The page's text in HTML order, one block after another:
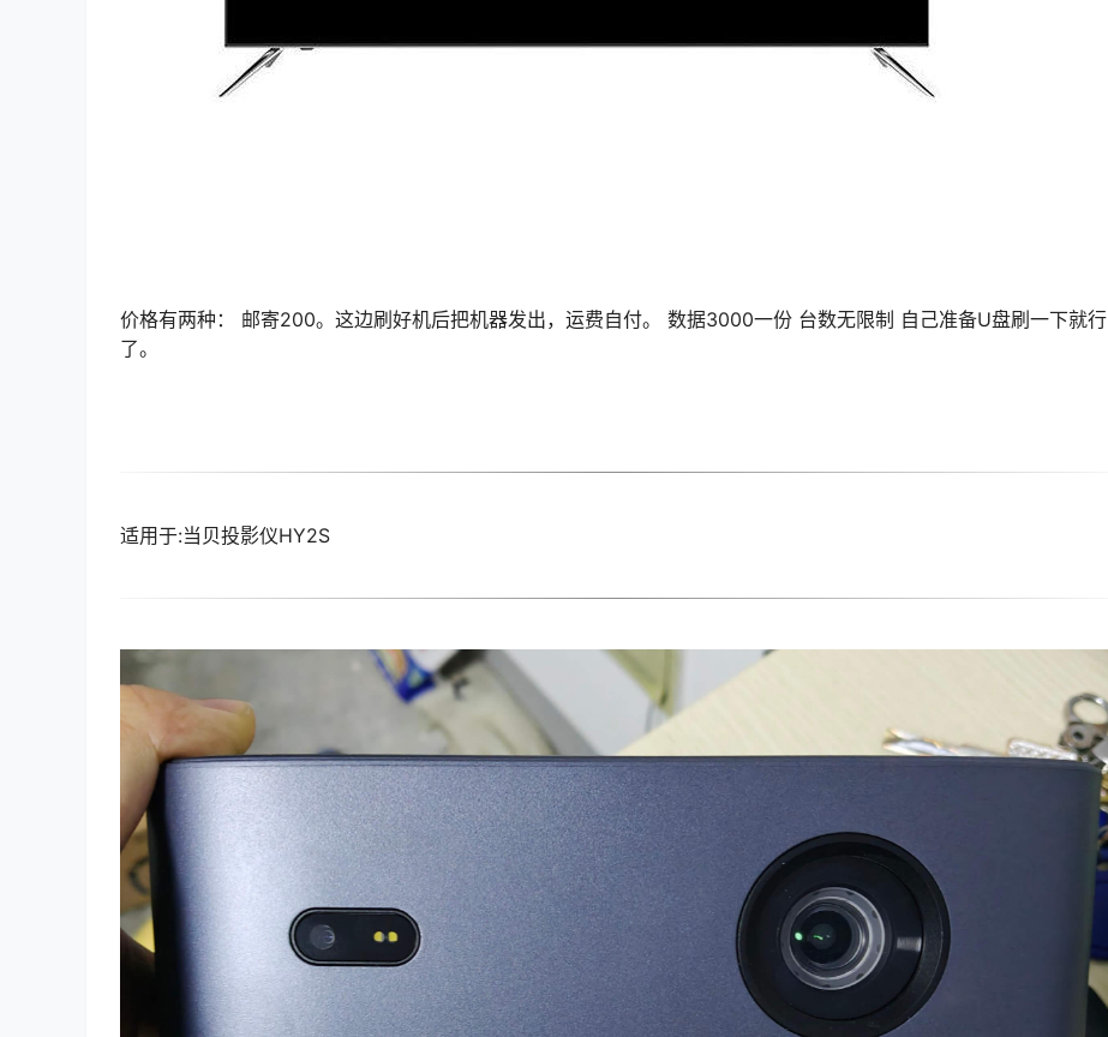
价格有两种： 邮寄200。这边刷好机后把机器发出，运费自付。 数据3000一份 台数无限制 自己准备U盘刷一下就行
了。
适用于:当贝投影仪HY2S